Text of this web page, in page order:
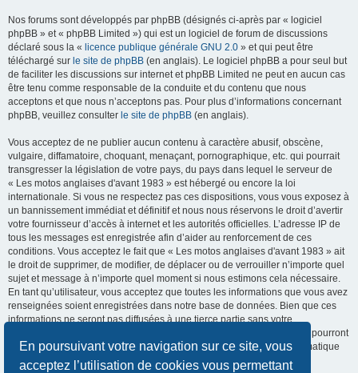
En poursuivant votre navigation sur ce site, vous
acceptez l’utilisation de cookies vous permettant
Nos forums sont développés par phpBB (désignés ci-après par « logiciel
phpBB » et « phpBB Limited ») qui est un logiciel de forum de discussions
déclaré sous la « licence publique générale GNU 2.0 » et qui peut être
téléchargé sur le site de phpBB (en anglais). Le logiciel phpBB a pour seul but
de faciliter les discussions sur internet et phpBB Limited ne peut en aucun cas
être tenu comme responsable de la conduite et du contenu que nous
acceptons et que nous n’acceptons pas. Pour plus d’informations concernant
phpBB, veuillez consulter le site de phpBB (en anglais).
Vous acceptez de ne publier aucun contenu à caractère abusif, obscène,
vulgaire, diffamatoire, choquant, menaçant, pornographique, etc. qui pourrait
transgresser la législation de votre pays, du pays dans lequel le serveur de
« Les motos anglaises d'avant 1983 » est hébergé ou encore la loi
internationale. Si vous ne respectez pas ces dispositions, vous vous exposez à
un bannissement immédiat et définitif et nous nous réservons le droit d’avertir
votre fournisseur d’accès à internet et les autorités officielles. L’adresse IP de
tous les messages est enregistrée afin d’aider au renforcement de ces
conditions. Vous acceptez le fait que « Les motos anglaises d'avant 1983 » ait
le droit de supprimer, de modifier, de déplacer ou de verrouiller n’importe quel
sujet et message à n’importe quel moment si nous estimons cela nécessaire.
En tant qu’utilisateur, vous acceptez que toutes les informations que vous avez
renseignées soient enregistrées dans notre base de données. Bien que ces
informations ne seront pas diffusées à une tierce partie sans votre
consentement, ni « Les motos anglaises d'avant 1983 », ni phpBB, ne pourront
être tenus comme responsables en cas de tentative de piratage informatique
visant à compromettre vos données.